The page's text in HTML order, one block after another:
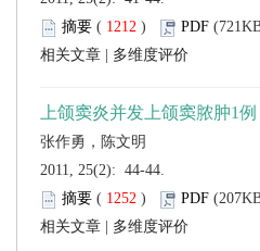
(
)
2011, 25(2): 44-44.
(
)